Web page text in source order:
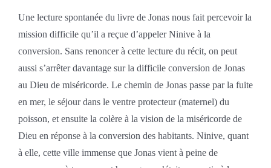
Une lecture spontanée du livre de Jonas nous fait percevoir la
mission difficile qu’il a reçue d’appeler Ninive à la
conversion. Sans renoncer à cette lecture du récit, on peut
aussi s’arrêter davantage sur la difficile conversion de Jonas
au Dieu de miséricorde. Le chemin de Jonas passe par la fuite
en mer, le séjour dans le ventre protecteur (maternel) du
poisson, et ensuite la colère à la vision de la miséricorde de
Dieu en réponse à la conversion des habitants. Ninive, quant
à elle, cette ville immense que Jonas vient à peine de